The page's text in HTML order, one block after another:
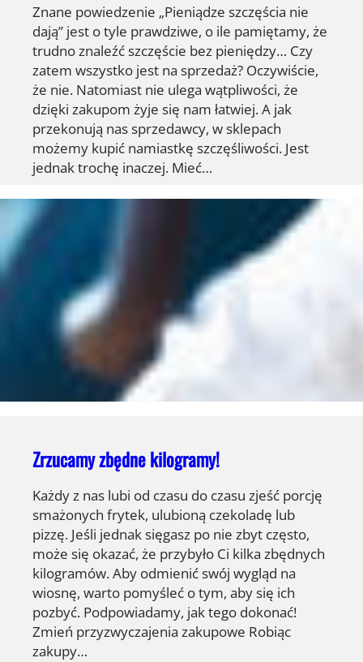
Znane powiedzenie „Pieniądze szczęścia nie
dają” jest o tyle prawdziwe, o ile pamiętamy, że
trudno znaleźć szczęście bez pieniędzy… Czy
zatem wszystko jest na sprzedaż? Oczywiście,
że nie. Natomiast nie ulega wątpliwości, że
dzięki zakupom żyje się nam łatwiej. A jak
przekonują nas sprzedawcy, w sklepach
możemy kupić namiastkę szczęśliwości. Jest
jednak trochę inaczej. Mieć…
Zrzucamy zbędne kilogramy!
Każdy z nas lubi od czasu do czasu zjeść porcję
smażonych frytek, ulubioną czekoladę lub
pizzę. Jeśli jednak sięgasz po nie zbyt często,
może się okazać, że przybyło Ci kilka zbędnych
kilogramów. Aby odmienić swój wygląd na
wiosnę, warto pomyśleć o tym, aby się ich
pozbyć. Podpowiadamy, jak tego dokonać!
Zmień przyzwyczajenia zakupowe Robiąc
zakupy…